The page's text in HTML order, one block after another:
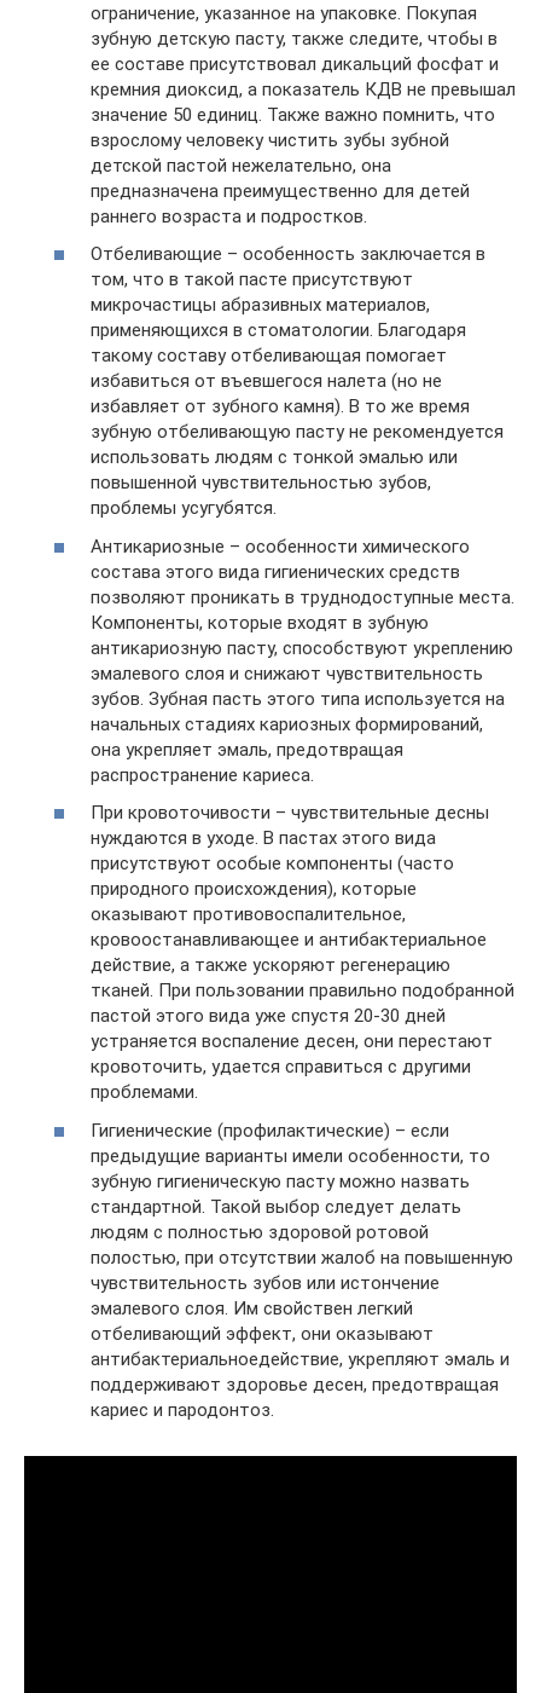
ограничение, указанное на упаковке. Покупая
зубную детскую пасту, также следите, чтобы в
ее составе присутствовал дикальций фосфат и
кремния диоксид, а показатель КДВ не превышал
значение 50 единиц. Также важно помнить, что
взрослому человеку чистить зубы зубной
детской пастой нежелательно, она
предназначена преимущественно для детей
раннего возраста и подростков.
Отбеливающие – особенность заключается в
том, что в такой пасте присутствуют
микрочастицы абразивных материалов,
применяющихся в стоматологии. Благодаря
такому составу отбеливающая помогает
избавиться от въевшегося налета (но не
избавляет от зубного камня). В то же время
зубную отбеливающую пасту не рекомендуется
использовать людям с тонкой эмалью или
повышенной чувствительностью зубов,
проблемы усугубятся.
Антикариозные – особенности химического
состава этого вида гигиенических средств
позволяют проникать в труднодоступные места.
Компоненты, которые входят в зубную
антикариозную пасту, способствуют укреплению
эмалевого слоя и снижают чувствительность
зубов. Зубная пасть этого типа используется на
начальных стадиях кариозных формирований,
она укрепляет эмаль, предотвращая
распространение кариеса.
При кровоточивости – чувствительные десны
нуждаются в уходе. В пастах этого вида
присутствуют особые компоненты (часто
природного происхождения), которые
оказывают противовоспалительное,
кровоостанавливающее и антибактериальное
действие, а также ускоряют регенерацию
тканей. При пользовании правильно подобранной
пастой этого вида уже спустя 20-30 дней
устраняется воспаление десен, они перестают
кровоточить, удается справиться с другими
проблемами.
Гигиенические (профилактические) – если
предыдущие варианты имели особенности, то
зубную гигиеническую пасту можно назвать
стандартной. Такой выбор следует делать
людям с полностью здоровой ротовой
полостью, при отсутствии жалоб на повышенную
чувствительность зубов или истончение
эмалевого слоя. Им свойствен легкий
отбеливающий эффект, они оказывают
антибактериальноедействие, укрепляют эмаль и
поддерживают здоровье десен, предотвращая
кариес и пародонтоз.